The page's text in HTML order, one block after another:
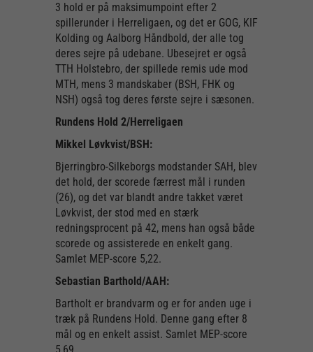
3 hold er på maksimumpoint efter 2
spillerunder i Herreligaen, og det er GOG, KIF
Kolding og Aalborg Håndbold, der alle tog
deres sejre på udebane. Ubesejret er også
TTH Holstebro, der spillede remis ude mod
MTH, mens 3 mandskaber (BSH, FHK og
NSH) også tog deres første sejre i sæsonen.
Rundens Hold 2/Herreligaen
Mikkel Løvkvist/BSH:
Bjerringbro-Silkeborgs modstander SAH, blev
det hold, der scorede færrest mål i runden
(26), og det var blandt andre takket været
Løvkvist, der stod med en stærk
redningsprocent på 42, mens han også både
scorede og assisterede en enkelt gang.
Samlet MEP-score 5,22.
Sebastian Barthold/AAH:
Bartholt er brandvarm og er for anden uge i
træk på Rundens Hold. Denne gang efter 8
mål og en enkelt assist. Samlet MEP-score